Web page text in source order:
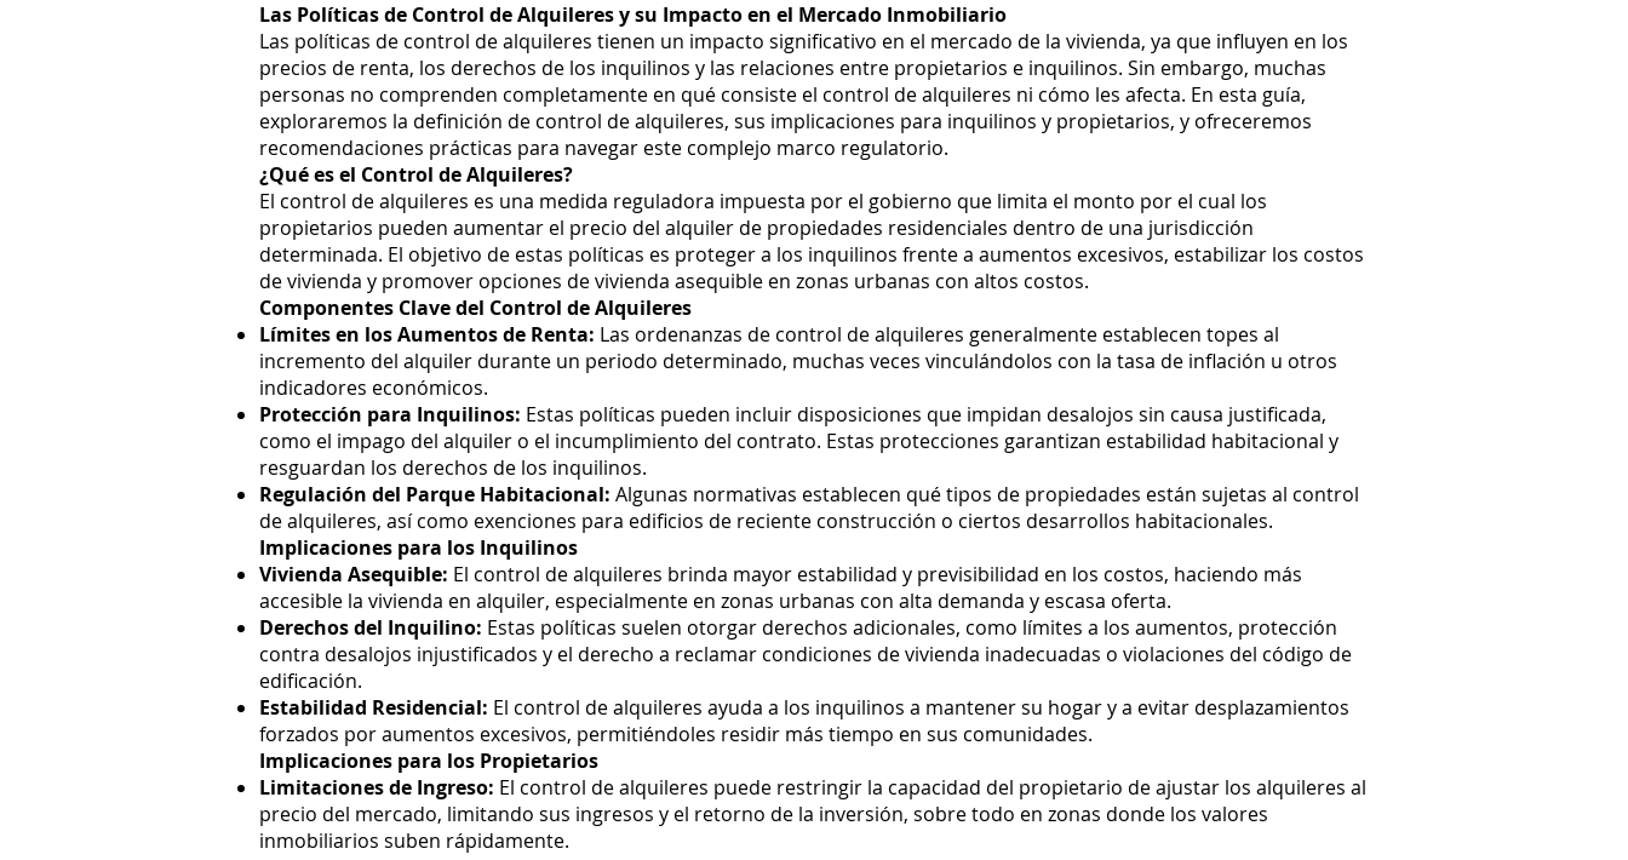
Las Políticas de Control de Alquileres y su Impacto en el Mercado Inmobiliario
Las políticas de control de alquileres tienen un impacto significativo en el mercado de la vivienda, ya que influyen en los
precios de renta, los derechos de los inquilinos y las relaciones entre propietarios e inquilinos. Sin embargo, muchas
personas no comprenden completamente en qué consiste el control de alquileres ni cómo les afecta. En esta guía,
exploraremos la definición de control de alquileres, sus implicaciones para inquilinos y propietarios, y ofreceremos
recomendaciones prácticas para navegar este complejo marco regulatorio.
¿Qué es el Control de Alquileres?
El control de alquileres es una medida reguladora impuesta por el gobierno que limita el monto por el cual los
propietarios pueden aumentar el precio del alquiler de propiedades residenciales dentro de una jurisdicción
determinada. El objetivo de estas políticas es proteger a los inquilinos frente a aumentos excesivos, estabilizar los costos
de vivienda y promover opciones de vivienda asequible en zonas urbanas con altos costos.
Componentes Clave del Control de Alquileres
Límites en los Aumentos de Renta: Las ordenanzas de control de alquileres generalmente establecen topes al
incremento del alquiler durante un periodo determinado, muchas veces vinculándolos con la tasa de inflación u otros
indicadores económicos.
Protección para Inquilinos: Estas políticas pueden incluir disposiciones que impidan desalojos sin causa justificada,
como el impago del alquiler o el incumplimiento del contrato. Estas protecciones garantizan estabilidad habitacional y
resguardan los derechos de los inquilinos.
Regulación del Parque Habitacional: Algunas normativas establecen qué tipos de propiedades están sujetas al control
de alquileres, así como exenciones para edificios de reciente construcción o ciertos desarrollos habitacionales.
Implicaciones para los Inquilinos
Vivienda Asequible: El control de alquileres brinda mayor estabilidad y previsibilidad en los costos, haciendo más
accesible la vivienda en alquiler, especialmente en zonas urbanas con alta demanda y escasa oferta.
Derechos del Inquilino: Estas políticas suelen otorgar derechos adicionales, como límites a los aumentos, protección
contra desalojos injustificados y el derecho a reclamar condiciones de vivienda inadecuadas o violaciones del código de
edificación.
Estabilidad Residencial: El control de alquileres ayuda a los inquilinos a mantener su hogar y a evitar desplazamientos
forzados por aumentos excesivos, permitiéndoles residir más tiempo en sus comunidades.
Implicaciones para los Propietarios
Limitaciones de Ingreso: El control de alquileres puede restringir la capacidad del propietario de ajustar los alquileres al
precio del mercado, limitando sus ingresos y el retorno de la inversión, sobre todo en zonas donde los valores
inmobiliarios suben rápidamente.